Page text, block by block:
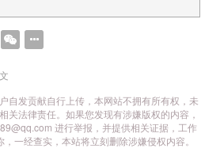
自发贡献自行上传，本网站不拥有所有权，未
关法律责任。如果您发现有涉嫌版权的内容，
进行举报，并提供相关证据，工作
一经查实，本站将立刻删除涉嫌侵权内容。